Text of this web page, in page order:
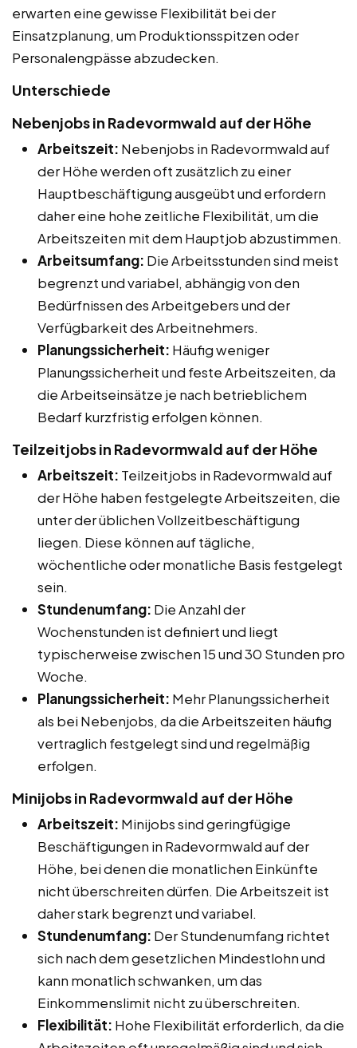
erwarten eine gewisse Flexibilität bei der
Einsatzplanung, um Produktionsspitzen oder
Personalengpässe abzudecken.
Unterschiede
Nebenjobs in Radevormwald auf der Höhe
Arbeitszeit: Nebenjobs in Radevormwald auf
der Höhe werden oft zusätzlich zu einer
Hauptbeschäftigung ausgeübt und erfordern
daher eine hohe zeitliche Flexibilität, um die
Arbeitszeiten mit dem Hauptjob abzustimmen.
Arbeitsumfang: Die Arbeitsstunden sind meist
begrenzt und variabel, abhängig von den
Bedürfnissen des Arbeitgebers und der
Verfügbarkeit des Arbeitnehmers.
Planungssicherheit: Häufig weniger
Planungssicherheit und feste Arbeitszeiten, da
die Arbeitseinsätze je nach betrieblichem
Bedarf kurzfristig erfolgen können.
Teilzeitjobs in Radevormwald auf der Höhe
Arbeitszeit: Teilzeitjobs in Radevormwald auf
der Höhe haben festgelegte Arbeitszeiten, die
unter der üblichen Vollzeitbeschäftigung
liegen. Diese können auf tägliche,
wöchentliche oder monatliche Basis festgelegt
sein.
Stundenumfang: Die Anzahl der
Wochenstunden ist definiert und liegt
typischerweise zwischen 15 und 30 Stunden pro
Woche.
Planungssicherheit: Mehr Planungssicherheit
als bei Nebenjobs, da die Arbeitszeiten häufig
vertraglich festgelegt sind und regelmäßig
erfolgen.
Minijobs in Radevormwald auf der Höhe
Arbeitszeit: Minijobs sind geringfügige
Beschäftigungen in Radevormwald auf der
Höhe, bei denen die monatlichen Einkünfte
nicht überschreiten dürfen. Die Arbeitszeit ist
daher stark begrenzt und variabel.
Stundenumfang: Der Stundenumfang richtet
sich nach dem gesetzlichen Mindestlohn und
kann monatlich schwanken, um das
Einkommenslimit nicht zu überschreiten.
Flexibilität: Hohe Flexibilität erforderlich, da die